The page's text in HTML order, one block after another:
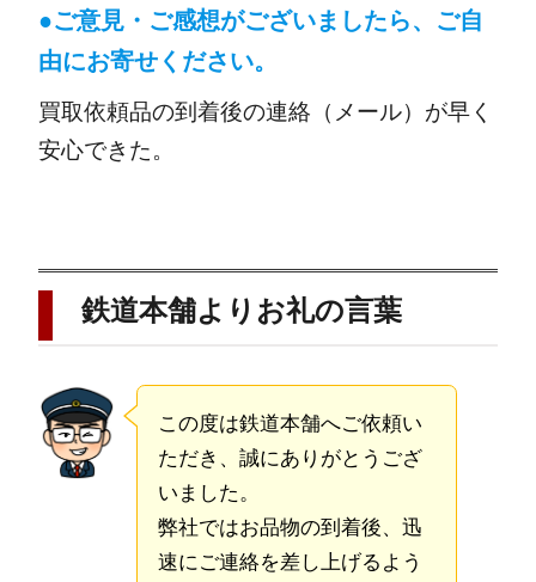
●ご意見・ご感想がございましたら、ご自
由にお寄せください。
買取依頼品の到着後の連絡（メール）が早く
安心できた。
鉄道本舗よりお礼の言葉
この度は鉄道本舗へご依頼い
ただき、誠にありがとうござ
いました。
弊社ではお品物の到着後、迅
速にご連絡を差し上げるよう